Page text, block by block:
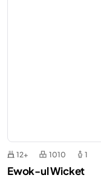
12+ 1010 1
Ewok-ul Wicket